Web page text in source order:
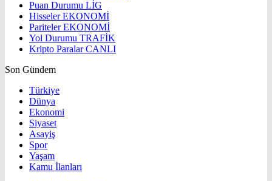
Puan Durumu LİG
HisselerEKONOMİ
ParitelerEKONOMİ
Yol Durumu TRAFİK
Kripto ParalarCANLI
Son Gündem
Türkiye
Dünya
Ekonomi
Siyaset
Asayiş
Spor
Yaşam
Kamu İlanları